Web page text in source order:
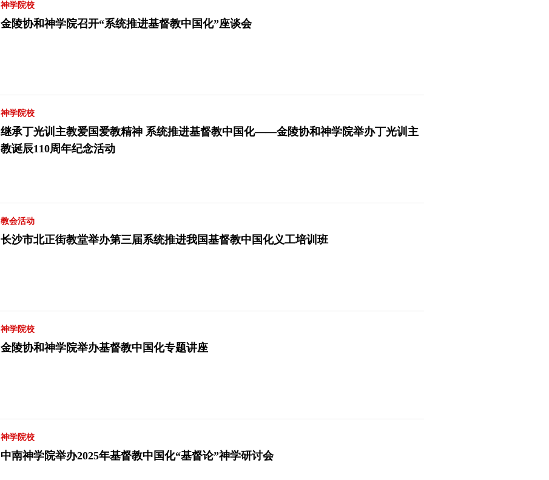
神学院校
金陵协和神学院召开“系统推进基督教中国化”座谈会
神学院校
继承丁光训主教爱国爱教精神 系统推进基督教中国化——金陵协和神学院举办丁光训主
教诞辰110周年纪念活动
教会活动
长沙市北正街教堂举办第三届系统推进我国基督教中国化义工培训班
神学院校
金陵协和神学院举办基督教中国化专题讲座
神学院校
中南神学院举办2025年基督教中国化“基督论”神学研讨会